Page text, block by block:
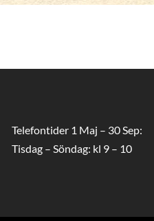
Telefontider 1 Maj – 30 Sep:
Tisdag – Söndag: kl 9 – 10